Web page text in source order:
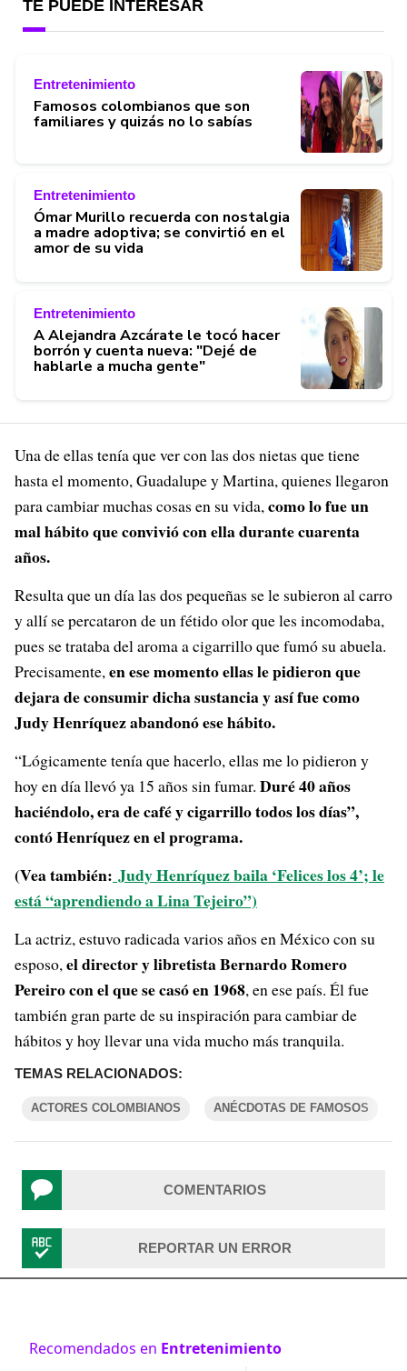
TE PUEDE INTERESAR
Entretenimiento
Famosos colombianos que son
familiares y quizás no lo sabías
Entretenimiento
Ómar Murillo recuerda con nostalgia
a madre adoptiva; se convirtió en el
amor de su vida
Entretenimiento
A Alejandra Azcárate le tocó hacer
borrón y cuenta nueva: "Dejé de
hablarle a mucha gente"
Una de ellas tenía que ver con las dos nietas que tiene
hasta el momento, Guadalupe y Martina, quienes llegaron
para cambiar muchas cosas en su vida,como lo fue un
mal hábito que convivió con ella durante cuarenta
años.
Resulta que un día las dos pequeñas se le subieron al carro
y allí se percataron de un fétido olor que les incomodaba,
pues se trataba del aroma a cigarrillo que fumó su abuela.
Precisamente,en ese momento ellas le pidieron que
dejara de consumir dicha sustancia y así fue como
Judy Henríquez abandonó ese hábito.
“Lógicamente tenía que hacerlo, ellas me lo pidieron y
hoy en día llevó ya 15 años sin fumar. Duré 40 años
haciéndolo, era de café y cigarrillo todos los días”,
contó Henríquez en el programa.
(Vea también: Judy Henríquez baila ‘Felices los 4’; le
está “aprendiendo a Lina Tejeiro”)
La actriz, estuvo radicada varios años en México con su
esposo,el director y libretista Bernardo Romero
Pereiro con el que se casó en 1968, en ese país. Él fue
también gran parte de su inspiración para cambiar de
hábitos y hoy llevar una vida mucho más tranquila.
TEMAS RELACIONADOS:
ACTORES COLOMBIANOS ANÉCDOTAS DE FAMOSOS
COMENTARIOS
REPORTAR UN ERROR
Recomendados en Entretenimiento